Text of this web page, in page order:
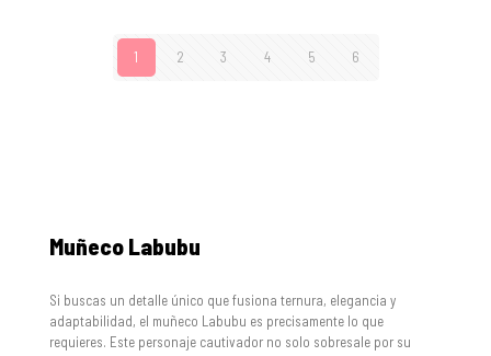
1 2 3 4 5 6
Muñeco Labubu
Si buscas un detalle único que fusiona ternura, elegancia y
adaptabilidad, el muñeco Labubu es precisamente lo que
requieres. Este personaje cautivador no solo sobresale por su